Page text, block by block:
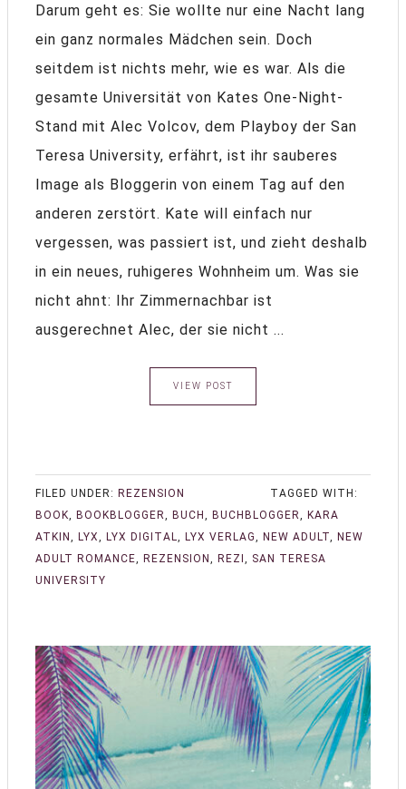
Darum geht es: Sie wollte nur eine Nacht lang
ein ganz normales Mädchen sein. Doch
seitdem ist nichts mehr, wie es war. Als die
gesamte Universität von Kates One-Night-
Stand mit Alec Volcov, dem Playboy der San
Teresa University, erfährt, ist ihr sauberes
Image als Bloggerin von einem Tag auf den
anderen zerstört. Kate will einfach nur
vergessen, was passiert ist, und zieht deshalb
in ein neues, ruhigeres Wohnheim um. Was sie
nicht ahnt: Ihr Zimmernachbar ist
ausgerechnet Alec, der sie nicht ...
VIEW POST
FILED UNDER: REZENSION
TAGGED WITH:
BOOK, BOOKBLOGGER, BUCH , BUCHBLOGGER, KARA
ATKIN , LYX, LYX DIGITAL, LYX VERLAG, NEW ADULT, NEW
ADULT ROMANCE, REZENSION , REZI , SAN TERESA
UNIVERSITY